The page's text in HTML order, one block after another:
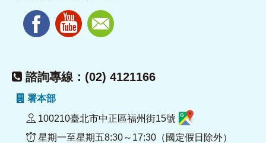
諮詢專線：(02) 4121166
署本部
100210臺北市中正區福州街15號
星期一至星期五8:30～17:30（國定假日除外）